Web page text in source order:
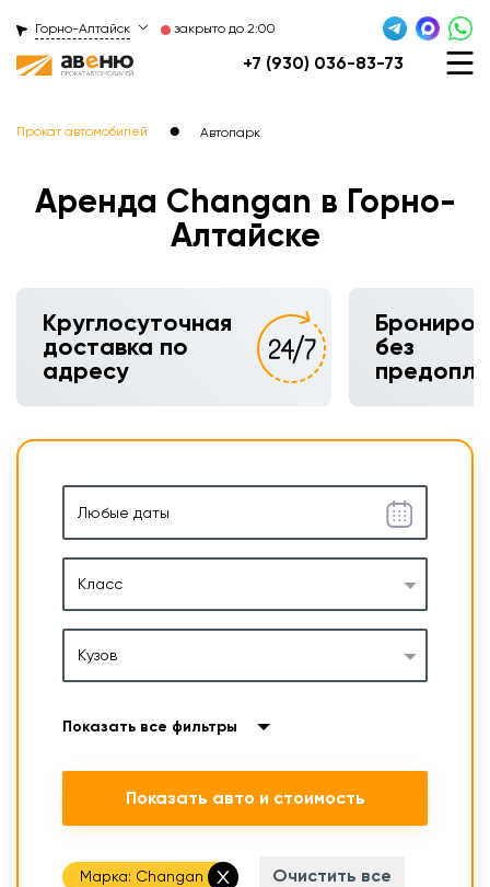
Горно-Алтайск закрыто до 2:00
+7 (930) 036-83-73
Прокат автомобилей ● Автопарк
Аренда Changan в Горно-
Алтайске
Круглосуточная
доставка по
адресу
без
Класс
Кузов
Показать все фильтры
Показать авто и стоимость
Марка: Changan Очистить все